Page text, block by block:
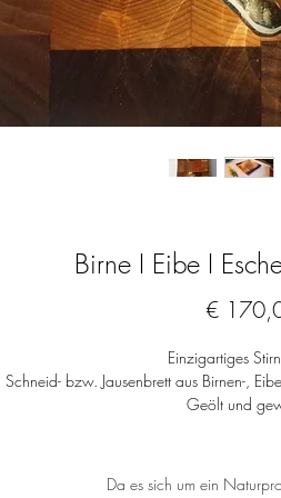
Birne I Eibe I
€
Einzigartiges
Schneid- bzw. Jausenbrett aus Birnen-,
Geölt und
Nur
Da es sich um ein